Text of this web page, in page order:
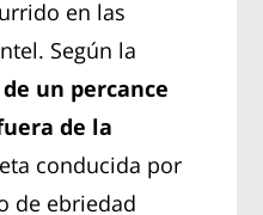
en las
Según la
un percance
de la
conducida por
de ebriedad